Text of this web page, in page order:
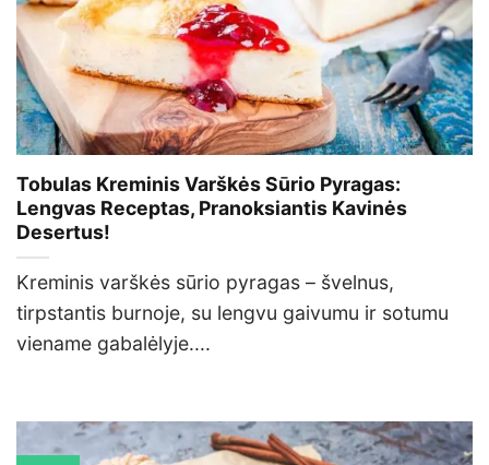
Tobulas Kreminis Varškės Sūrio Pyragas:
Lengvas Receptas, Pranoksiantis Kavinės
Desertus!
Kreminis varškės sūrio pyragas – švelnus,
tirpstantis burnoje, su lengvu gaivumu ir sotumu
viename gabalėlyje....